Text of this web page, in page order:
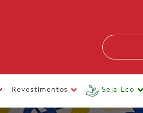
Revestimentos Seja Eco